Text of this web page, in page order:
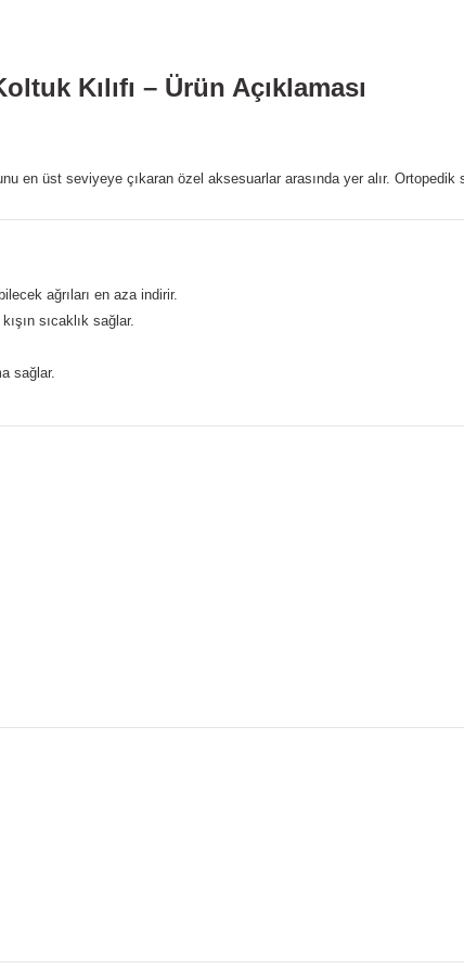
Kılıfı – Ürün Açıklaması
en üst seviyeye çıkaran özel aksesuarlar arasında yer alır.
ağrıları en aza indirir.
sıcaklık sağlar.
sağlar.